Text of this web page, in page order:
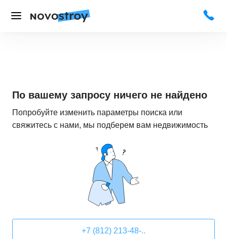
По вашему запросу ничего не найдено
Попробуйте изменить параметры поиска или
свяжитесь с нами, мы подберем вам недвижимость
+7 (812) 213-48-..